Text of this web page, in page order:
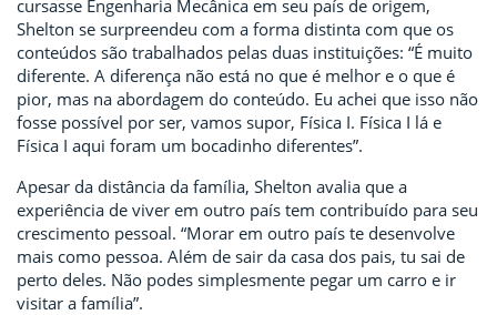
cursasse Engenharia Mecânica em seu país de origem,
Shelton se surpreendeu com a forma distinta com que os
conteúdos são trabalhados pelas duas instituições: “É muito
diferente. A diferença não está no que é melhor e o que é
pior, mas na abordagem do conteúdo. Eu achei que isso não
fosse possível por ser, vamos supor, Física I. Física I lá e
Física I aqui foram um bocadinho diferentes”.
Apesar da distância da família, Shelton avalia que a
experiência de viver em outro país tem contribuído para seu
crescimento pessoal. “Morar em outro país te desenvolve
mais como pessoa. Além de sair da casa dos pais, tu sai de
perto deles. Não podes simplesmente pegar um carro e ir
visitar a família”.